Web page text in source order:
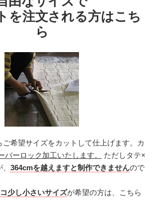
を注文される方はこち
ら
希望サイズをカットして仕上げます。カ
バーロック加工いたします。
ただしタテ×
、364cmを越えますと制作できませんので
少し小さいサイズが希望の方は、こちら